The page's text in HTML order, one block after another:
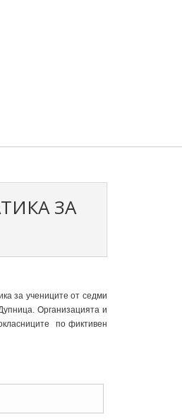
ЗА
за учениците от седми
Организацията и
по фиктивен